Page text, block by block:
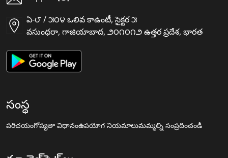
ఏ-౮ / ౫౦౪ ఒలివ కాఉంటీ, సైక్టర ౫
వసుంధరా, గాజియాబాద, ౨౦౧౦౧౨ ఉత్తర ప్రదేశ, భారత
సంస్థ
పరిచయంగోప్యతా విధానంఉపయోగ నియమాలుమమ్మల్ని సంప్రదించండి